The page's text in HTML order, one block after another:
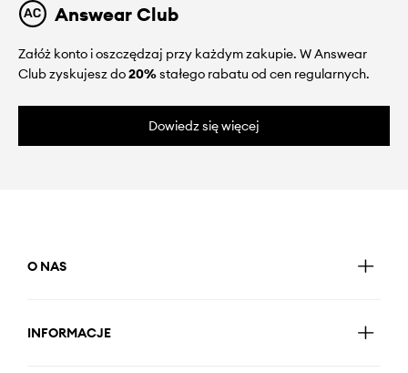
Answear Club
Załóż konto i oszczędzaj przy każdym zakupie. W Answear
Club zyskujesz do20%stałego rabatu od cen regularnych.
Dowiedz się więcej
O NAS
INFORMACJE